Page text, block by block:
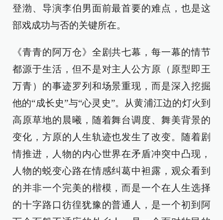
登渤、导演李伯男面前最首要的难点，也是这
部戏成功与否的关键所在。
《青青的阿万仓》全剧共七幕，每一幕的情节
都源于生活，但不是对主人公方原（原型即王
万青）的事迹罗列和场景重现，而是深入挖掘
他的“成长史”与“心灵史”。从黄浦江边的灯火到
高原草地的晨曦，随着舞台调度、舞美背景的
变化，方原的人生轨迹也发生了改变。随着剧
情推进，人物的内心世界在矛盾冲突中凸现，
人物的蜕变心路在情感纠葛中袒露，观众看到
的并非一个完美的楷模，而是一个在人生选择
的十字路口彷徨犹豫的普通人，是一个初到阿